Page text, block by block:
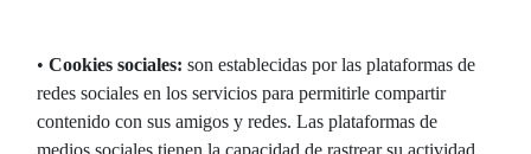
• Cookies sociales: son establecidas por las plataformas de
redes sociales en los servicios para permitirle compartir
contenido con sus amigos y redes. Las plataformas de
medios sociales tienen la capacidad de rastrear su actividad